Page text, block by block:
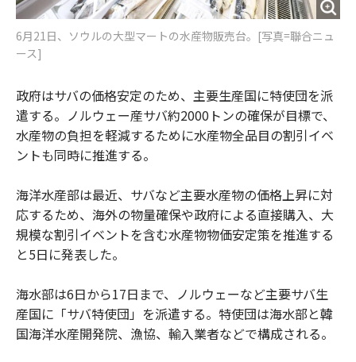
6月21日、ソウルの大型マートの水産物販売台。[写真=聯合ニュ
ース]
政府はサバの価格安定のため、主要生産国に特使団を派
遣する。ノルウェー産サバ約2000トンの確保が目標で、
水産物の負担を軽減するために水産物全品目の割引イベ
ントも同時に推進する。
海洋水産部は最近、サバなど主要水産物の価格上昇に対
応するため、海外の物量確保や政府による直接購入、大
規模な割引イベントを含む水産物物価安定策を推進する
と5日に発表した。
海水部は6日から17日まで、ノルウェーなど主要サバ生
産国に「サバ特使団」を派遣する。特使団は海水部と韓
国海洋水産開発院、漁協、輸入業者などで構成される。